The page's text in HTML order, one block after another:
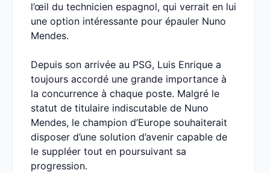
l’œil du technicien espagnol, qui verrait en lui
une option intéressante pour épauler Nuno
Mendes.
Depuis son arrivée au PSG, Luis Enrique a
toujours accordé une grande importance à
la concurrence à chaque poste. Malgré le
statut de titulaire indiscutable de Nuno
Mendes, le champion d’Europe souhaiterait
disposer d’une solution d’avenir capable de
le suppléer tout en poursuivant sa
progression.